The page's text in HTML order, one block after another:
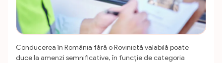
Conducerea în România fără o Rovinietă valabilă poate
duce la amenzi semnificative, în funcție de categoria